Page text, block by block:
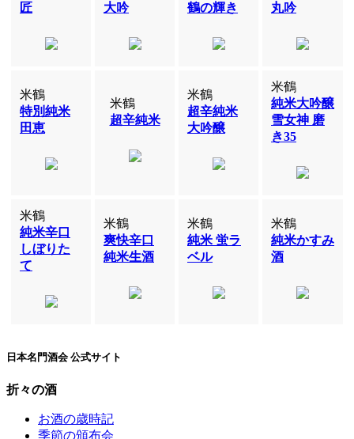
匠
大吟
鶴の輝き
丸吟
米鶴
特別純米
田恵
米鶴
超辛純米
米鶴
超辛純米
大吟醸
米鶴
純米大吟醸
雪女神 磨
き35
米鶴
純米辛口
しぼりた
て
米鶴
爽快辛口
純米生酒
米鶴
純米 蛍ラ
ベル
米鶴
純米かすみ
酒
日本名門酒会 公式サイト
折々の酒
お酒の歳時記
季節の頒布会